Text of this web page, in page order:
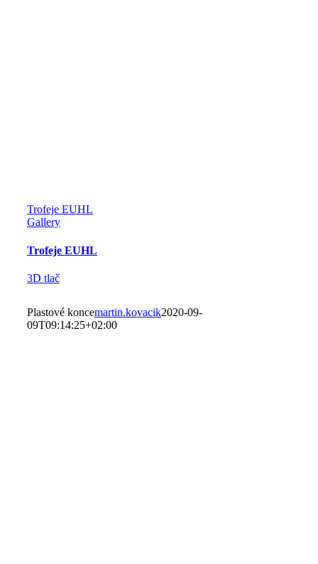
Trofeje EUHL
Gallery
Trofeje EUHL
3D tlač
Plastové koncemartin.kovacik2020-09-
09T09:14:25+02:00